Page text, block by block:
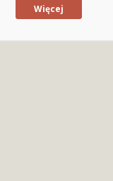
Więcej